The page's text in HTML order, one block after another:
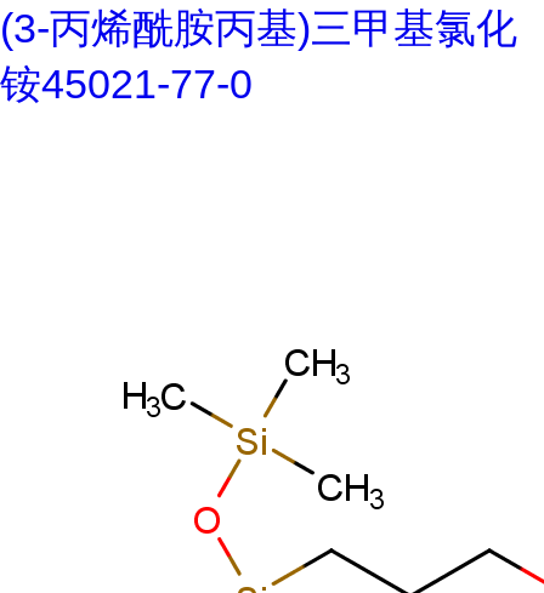
(3-丙烯酰胺丙基)三甲基氯化
铵45021-77-0